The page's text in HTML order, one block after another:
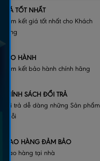
GIÁ TỐT NHẤT
Cam kết giá tốt nhất cho Khách
hàng
BẢO HÀNH
Cam kết bảo hành chính hãng
CHÍNH SÁCH ĐỔI TRẢ
Đổi trả dễ dàng những Sản phẩm
bị lỗi
GIAO HÀNG ĐẢM BẢO
Giao hàng tại nhà